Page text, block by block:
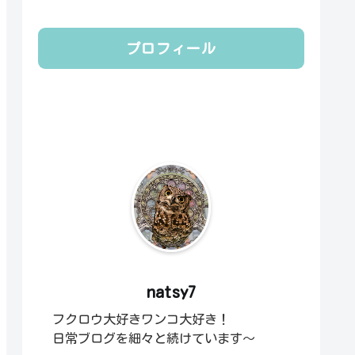
プロフィール
natsy7
フクロウ大好きワンコ大好き！
日常ブログを細々と続けています～